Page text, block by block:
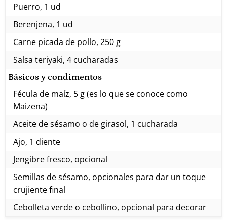
Puerro, 1 ud
Berenjena, 1 ud
Carne picada de pollo, 250 g
Salsa teriyaki, 4 cucharadas
Básicos y condimentos
Fécula de maíz, 5 g (es lo que se conoce como
Maizena)
Aceite de sésamo o de girasol, 1 cucharada
Ajo, 1 diente
Jengibre fresco, opcional
Semillas de sésamo, opcionales para dar un toque
crujiente final
Cebolleta verde o cebollino, opcional para decorar